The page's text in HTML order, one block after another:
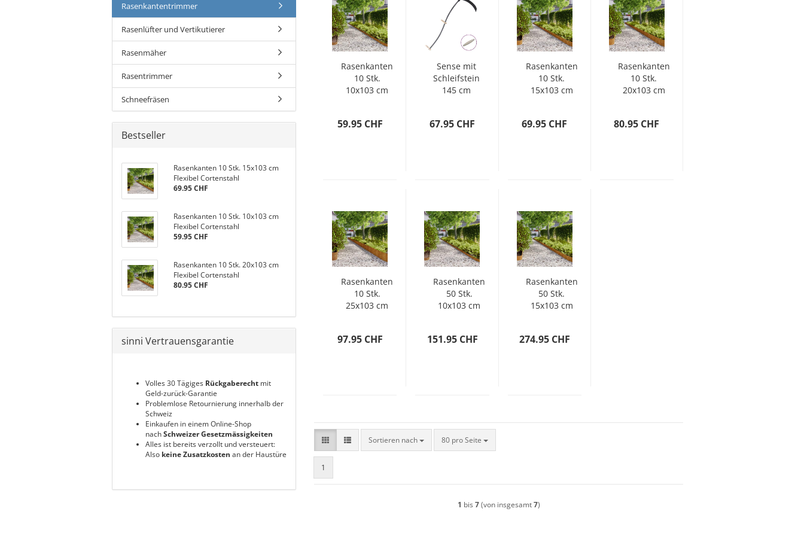
Rasenkanten
10 Stk.
10x103 cm
59.95 CHF
Sense mit
Schleifstein
145 cm
67.95 CHF
Rasenkanten
10 Stk.
15x103 cm
69.95 CHF
Rasenkanten
10 Stk.
20x103 cm
80.95 CHF
Rasenkanten
10 Stk.
25x103 cm
97.95 CHF
Rasenkanten
50 Stk.
10x103 cm
151.95 CHF
Rasenkanten
50 Stk.
15x103 cm
274.95 CHF
Sortieren nach
Sortieren nach 80 pro Seite
pro Seite
1
1 bis 7(von insgesamt7)
Rasenkantentrimmer
Rasenlüfter und Vertikutierer
Rasenmäher
Rasentrimmer
Schneefräsen
Bestseller
Rasenkanten 10 Stk. 15x103 cm
Flexibel Cortenstahl
69.95 CHF
Rasenkanten 10 Stk. 10x103 cm
Flexibel Cortenstahl
59.95 CHF
Rasenkanten 10 Stk. 20x103 cm
Flexibel Cortenstahl
80.95 CHF
sinni Vertrauensgarantie
Volles 30 Tägiges Rückgaberecht mit
Geld-zurück-Garantie
Problemlose Retournierung innerhalb der
Schweiz
Einkaufen in einem Online-Shop
nachSchweizer Gesetzmässigkeiten
Alles ist bereits verzollt und versteuert:
Also keine Zusatzkosten an der Haustüre